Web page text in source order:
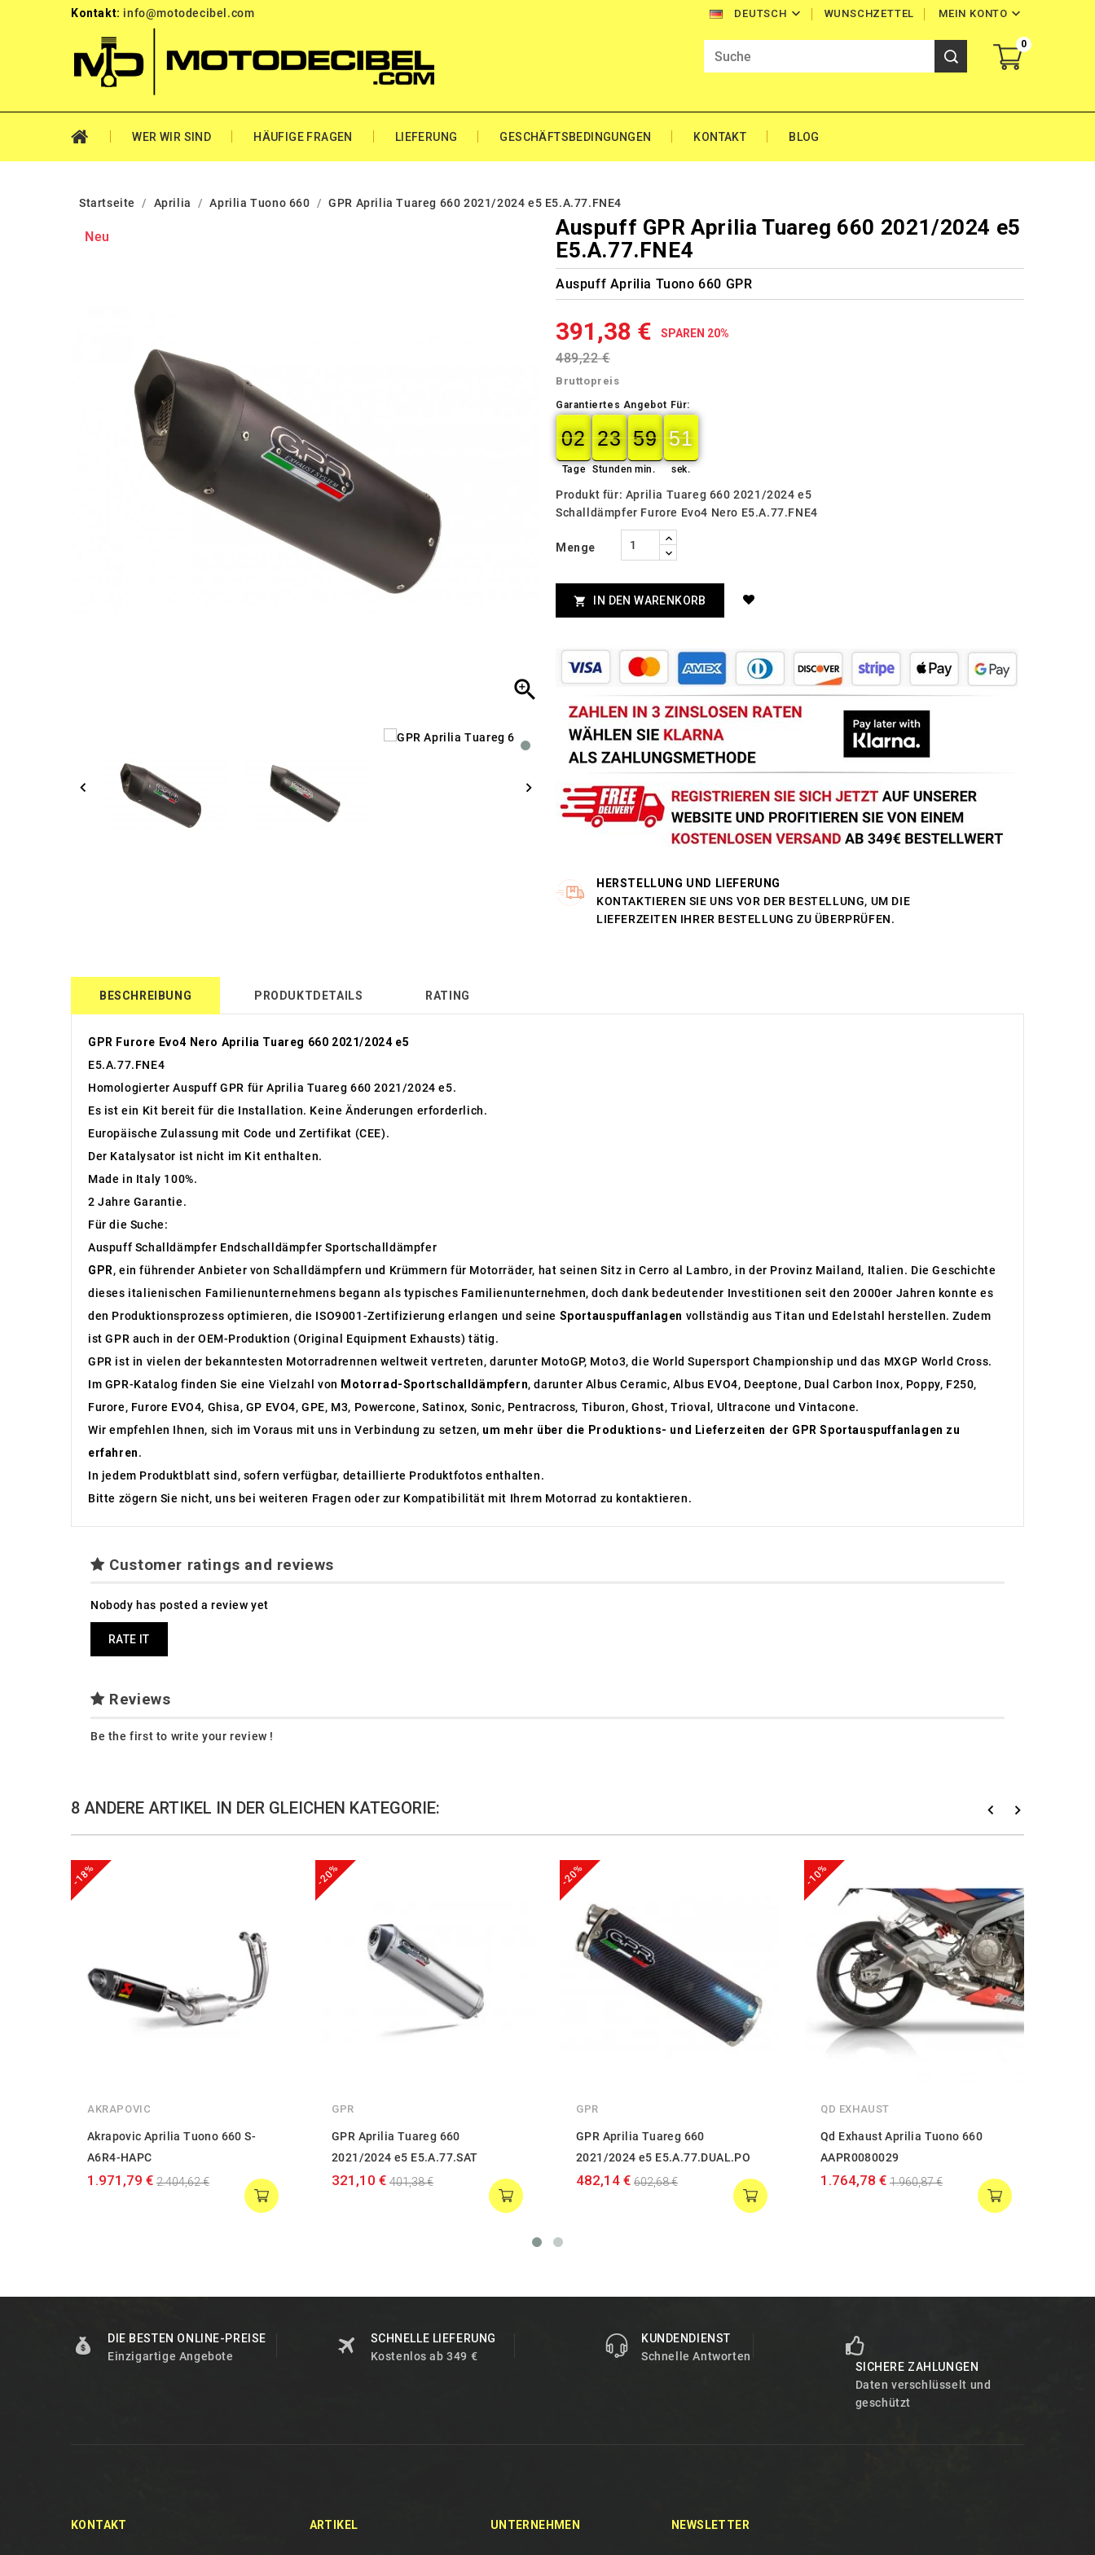
Kontakt: info@motodecibel.com DEUTSCH  MEIN KONTO 
WUNSCHZETTEL
0
WER WIR SIND HÄUFIGE FRAGEN LIEFERUNG GESCHÄFTSBEDINGUNGEN KONTAKT BLOG
Startseite Aprilia Aprilia Tuono 660 GPR Aprilia Tuareg 660 2021/2024 e5 E5.A.77.FNE4
Neu

Auspuff GPR Aprilia Tuareg 660 2021/2024 e5
E5.A.77.FNE4
Auspuff Aprilia Tuono 660 GPR
391,38 € SPAREN 20%
489,22 €
Bruttopreis
Garantiertes Angebot Für:
02
02
00
Tage
23
23
00
Stunden
59
59
00
min.
49
49
50
sek.
Produkt für: Aprilia Tuareg 660 2021/2024 e5
Schalldämpfer Furore Evo4 Nero E5.A.77.FNE4
Menge
 IN DEN WARENKORB
HERSTELLUNG UND LIEFERUNG
KONTAKTIEREN SIE UNS VOR DER BESTELLUNG, UM DIE
LIEFERZEITEN IHRER BESTELLUNG ZU ÜBERPRÜFEN.
BESCHREIBUNG PRODUKTDETAILS RATING
GPR Furore Evo4 Nero Aprilia Tuareg 660 2021/2024 e5
E5.A.77.FNE4
Homologierter Auspuff GPR für Aprilia Tuareg 660 2021/2024 e5.
Es ist ein Kit bereit für die Installation. Keine Änderungen erforderlich.
Europäische Zulassung mit Code und Zertifikat (CEE).
Der Katalysator ist nicht im Kit enthalten.
Made in Italy 100%.
2 Jahre Garantie.
Für die Suche:
Auspuff Schalldämpfer Endschalldämpfer Sportschalldämpfer
GPR, ein führender Anbieter von Schalldämpfern und Krümmern für Motorräder, hat seinen Sitz in Cerro al Lambro, in der Provinz Mailand, Italien. Die Geschichte
dieses italienischen Familienunternehmens begann als typisches Familienunternehmen, doch dank bedeutender Investitionen seit den 2000er Jahren konnte es
den Produktionsprozess optimieren, die ISO9001-Zertifizierung erlangen und seine Sportauspuffanlagen vollständig aus Titan und Edelstahl herstellen. Zudem
ist GPR auch in der OEM-Produktion (Original Equipment Exhausts) tätig.
GPR ist in vielen der bekanntesten Motorradrennen weltweit vertreten, darunter MotoGP, Moto3, die World Supersport Championship und das MXGP World Cross.
Im GPR-Katalog finden Sie eine Vielzahl von Motorrad-Sportschalldämpfern, darunter Albus Ceramic, Albus EVO4, Deeptone, Dual Carbon Inox, Poppy, F250,
Furore, Furore EVO4, Ghisa, GP EVO4, GPE, M3, Powercone, Satinox, Sonic, Pentracross, Tiburon, Ghost, Trioval, Ultracone und Vintacone.
Wir empfehlen Ihnen, sich im Voraus mit uns in Verbindung zu setzen, um mehr über die Produktions- und Lieferzeiten der GPR Sportauspuffanlagen zu
erfahren.
In jedem Produktblatt sind, sofern verfügbar, detaillierte Produktfotos enthalten.
Bitte zögern Sie nicht, uns bei weiteren Fragen oder zur Kompatibilität mit Ihrem Motorrad zu kontaktieren.
Customer ratings and reviews
Nobody has posted a review yet
RATE IT
Reviews
Be the first to write your review !
8 ANDERE ARTIKEL IN DER GLEICHEN KATEGORIE:
-18%
AKRAPOVIC
Akrapovic Aprilia Tuono 660 S-
A6R4-HAPC
1.971,79 € 2.404,62 €
-20%
GPR
GPR Aprilia Tuareg 660
2021/2024 e5 E5.A.77.SAT
321,10 € 401,38 €
-20%
GPR
GPR Aprilia Tuareg 660
2021/2024 e5 E5.A.77.DUAL.PO
482,14 € 602,68 €
-10%
QD EXHAUST
Qd Exhaust Aprilia Tuono 660
AAPR0080029
1.764,78 € 1.960,87 €
DIE BESTEN ONLINE-PREISE
Einzigartige Angebote
SCHNELLE LIEFERUNG
Kostenlos ab 349 €
KUNDENDIENST
Schnelle Antworten
SICHERE ZAHLUNGEN
Daten verschlüsselt und
geschützt
KONTAKT ARTIKEL UNTERNEHMEN NEWSLETTER